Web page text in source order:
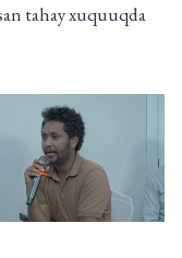
tahay xuquuqda